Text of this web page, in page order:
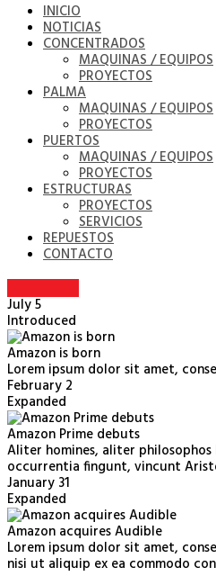
INICIO
NOTICIAS
CONCENTRADOS
MAQUINAS / EQUIPOS
PROYECTOS
PALMA
MAQUINAS / EQUIPOS
PROYECTOS
PUERTOS
MAQUINAS / EQUIPOS
PROYECTOS
ESTRUCTURAS
PROYECTOS
SERVICIOS
REPUESTOS
CONTACTO
July 5
Introduced
Amazon is born
Lorem ipsum dolor sit amet,
February 2
Expanded
Amazon Prime debuts
Aliter homines, aliter
occurrentia fingunt, vincunt
January 31
Expanded
Amazon acquires Audible
Lorem ipsum dolor sit amet,
nisi ut aliquip ex ea commodo